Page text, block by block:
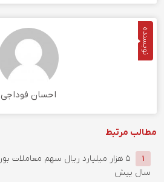
نویسنده
احسان فوداجی
مطالب مرتبط
1 ۵ هزار میلیارد ریال سهم معاملات بورس در خراسان جنوبی
سال پیش